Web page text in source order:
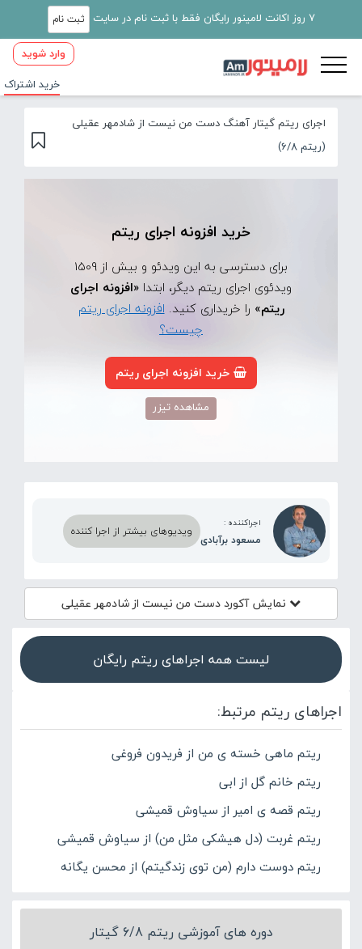
7 روز اکانت لامینور رایگان فقط با ثبت نام در سایت ثبت نام
وارد شوید
خرید اشتراک
اجرای ریتم گیتار آهنگ دست من نیست از شادمهر عقیلی
(ریتم 6/8)
خرید افزونه اجرای ریتم
برای دسترسی به این ویدئو و بیش از 1509
ویدئوی اجرای ریتم دیگر، ابتدا «افزونه اجرای
ریتم» را خریداری کنید.افزونه اجرای ریتم
چیست؟
خرید افزونه اجرای ریتم
مشاهده تیزر
اجراکننده :
مسعود برآبادی
ویدیوهای بیشتر از اجرا کننده
نمایش آکورددست من نیست از شادمهر عقیلی
لیست همه اجراهای ریتم رایگان
اجراهای ریتم مرتبط:
ریتم ماهی خسته ی من از فریدون فروغی
ریتم خانم گل از ابی
ریتم قصه ی امير از سیاوش قمیشی
ریتم غربت (دل هیشکی مثل من) از سیاوش قمیشی
ریتم دوست دارم (من توی زندگیتم) از محسن یگانه
دوره های آموزشی ریتم 6/8 گیتار